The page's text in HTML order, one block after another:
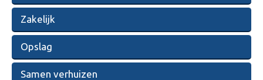
Zakelijk
Opslag
Samen verhuizen